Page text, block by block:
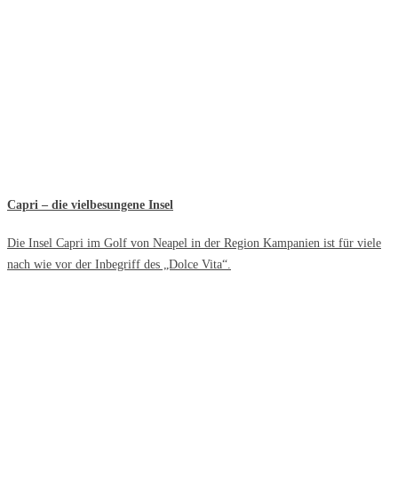
Capri – die vielbesungene Insel
Die Insel Capri im Golf von Neapel in der Region Kampanien ist für viele
nach wie vor der Inbegriff des „Dolce Vita“.